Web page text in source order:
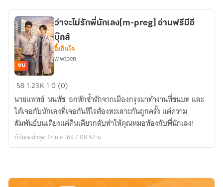
ดี้]
ว่า
ไม่
รัก
พี่
นักเลง[m-
ฟรี
จบ
ว่าจะไม่รักพี่นักเลง[m-preg] อ่านฟรีมีอี
บุ๊กส์
ซึ้งกินใจ
w.wtpen
581.23K 10 (0)
นายแพทย์ 'นนทัช' อกหักช้ำรักจากเมืองกรุงมาทำงานที่ชนบท และ
ได้เจอกับนักเลงที่เจอกันทีไรต้องทะเลาะกันถูกครั้ง แต่ความ
สัมพันธ์บนเตียงแค่คืนเดียวกลับทำให้คุณหมอท้องกับพี่นักเลง!
อัปเดตล่าสุด 17 ม.ค. 69 / 08:52 น.